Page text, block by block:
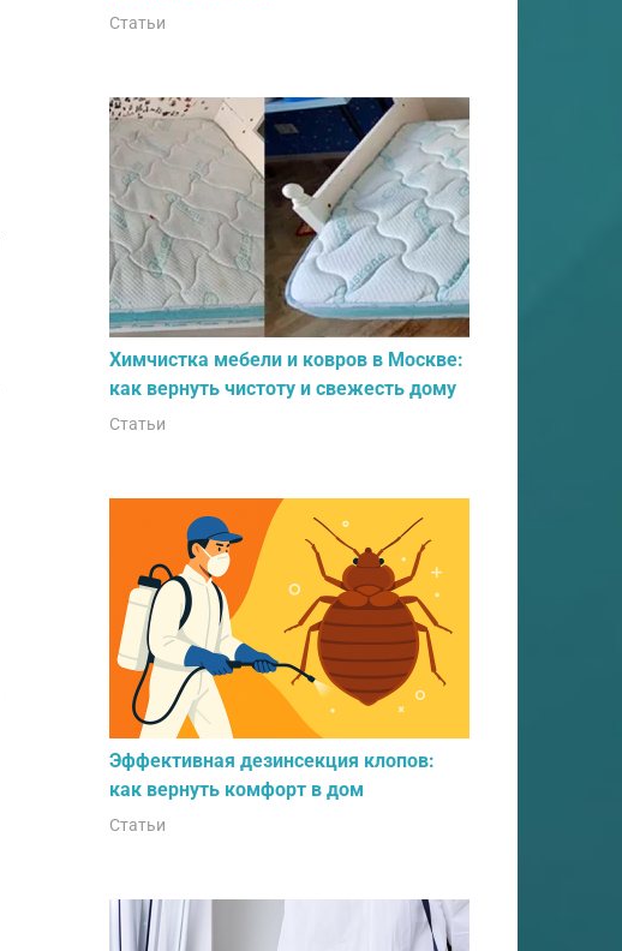
Статьи
Химчистка мебели и ковров в Москве:
как вернуть чистоту и свежесть дому
Статьи
Эффективная дезинсекция клопов:
как вернуть комфорт в дом
Статьи